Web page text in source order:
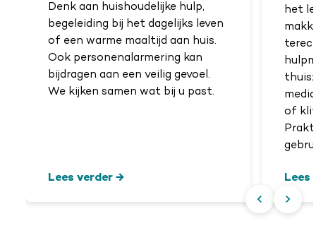
Denk aan huishoudelijke hulp,
begeleiding bij het dagelijks leven
of een warme maaltijd aan huis.
Ook personenalarmering kan
bijdragen aan een veilig gevoel.
We kijken samen wat bij u past.
Lees verder
het
of
Lees